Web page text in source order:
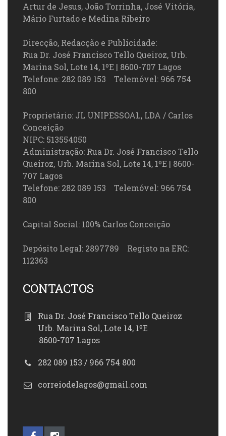
Artur de Jesus, João Torrinha, José Vitória,
Mário Furtado e Medina Ribeiro
Direcção, Redacção e Publicidade:
Rua Dr. José Francisco Tello Queiroz, Urb.
Marina Sol, Lote 14, 1ºE | 8600-707 Lagos
Telefone: 282 089 153 Telemóvel: 966 754
800
Proprietário: JL UNIPESSOAL, LDA / Carlos
Conceição
NIPC: 513554050
Administração: Rua Dr. José Francisco Tello
Queiroz, Urb. Marina Sol, Lote 14, 1ºE | 8600-
707 Lagos
Telefone: 282 089 153 Telemóvel: 966 754
800
Capital Social: 100% Carlos Conceição
Depósito Legal: 2897789 Registo na ERC:
112363
CONTACTOS
Rua Dr. José Francisco Tello Queiroz
Urb. Marina Sol, Lote 14, 1ºE
8600-707 Lagos
282 089 153 / 966 754 800
correiodelagos@gmail.com